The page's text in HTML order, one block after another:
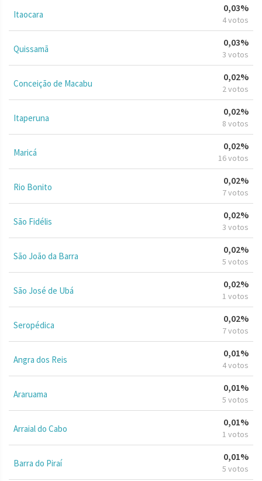
Itaocara
0,03%
4 votos
Quissamã
0,03%
3 votos
Conceição de Macabu
0,02%
2 votos
Itaperuna
0,02%
8 votos
Maricá
0,02%
16 votos
Rio Bonito
0,02%
7 votos
São Fidélis
0,02%
3 votos
São João da Barra
0,02%
5 votos
São José de Ubá
0,02%
1 votos
Seropédica
0,02%
7 votos
Angra dos Reis
0,01%
4 votos
Araruama
0,01%
5 votos
Arraial do Cabo
0,01%
1 votos
Barra do Piraí
0,01%
5 votos